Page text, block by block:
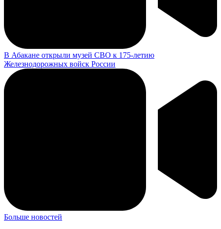
В Абакане открыли музей СВО к 175-летию
Железнодорожных войск России
Больше новостей